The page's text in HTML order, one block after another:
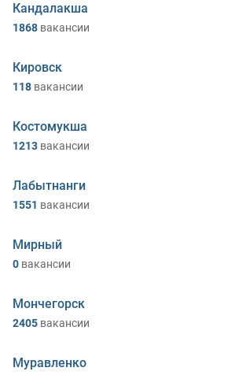
Кандалакша
1868 вакансии
Кировск
118 вакансии
Костомукша
1213 вакансии
Лабытнанги
1551 вакансии
Мирный
0 вакансии
Мончегорск
2405 вакансии
Муравленко